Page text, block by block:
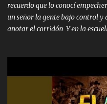
recuerdo que lo conocí
un señor la gente bajo control y
anotar el corridón Y en la
camisa es color Verde y
con los drones patrullando la
Bellas Artes me ve en las